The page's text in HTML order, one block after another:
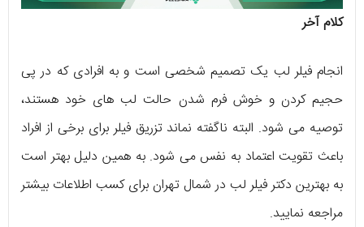
کلام آخر
انجام فیلر لب یک تصمیم شخصی است و به افرادی که در پی
حجیم کردن و خوش فرم شدن حالت لب های خود هستند،
توصیه می شود. البته ناگفته نماند تزریق فیلر برای برخی از افراد
باعث تقویت اعتماد به نفس می شود. به همین دلیل بهتر است
به بهترین دکتر فیلر لب در شمال تهران برای کسب اطلاعات بیشتر
مراجعه نمایید.